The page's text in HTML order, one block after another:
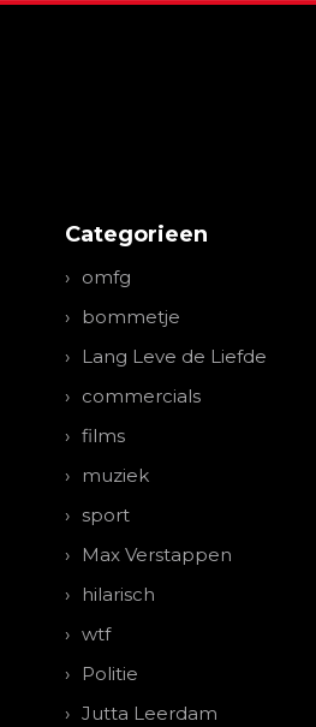
Categorieen
omfg
bommetje
Lang Leve de Liefde
commercials
films
muziek
sport
Max Verstappen
hilarisch
wtf
Politie
Jutta Leerdam